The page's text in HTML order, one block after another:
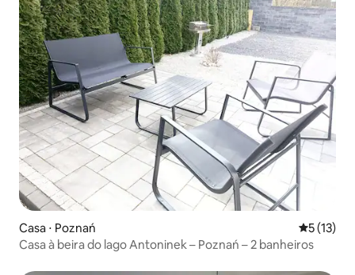
Casa ⋅ Poznań 5 de uma
5 (13)
Casa à beira do lago Antoninek – Poznań – 2 banheiros